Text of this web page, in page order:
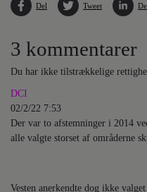
Del Tweet
3 kommentarer
Du har ikke tilstrækkelige
DCI
02/2/22 7:53
Der var to afstemninger i 2014
alle valgte storset af områderne
Vesten anerkendte dog ikke